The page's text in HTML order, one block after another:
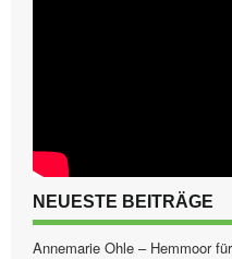
NEUESTE BEITRÄGE
Annemarie Ohle – Hemmoor